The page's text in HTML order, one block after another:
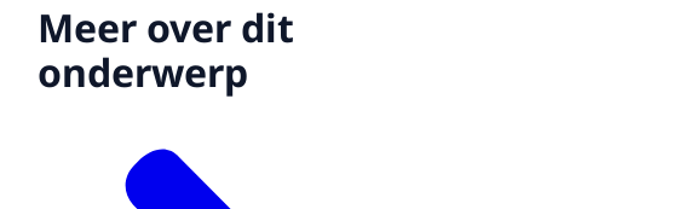
Meer over dit
onderwerp